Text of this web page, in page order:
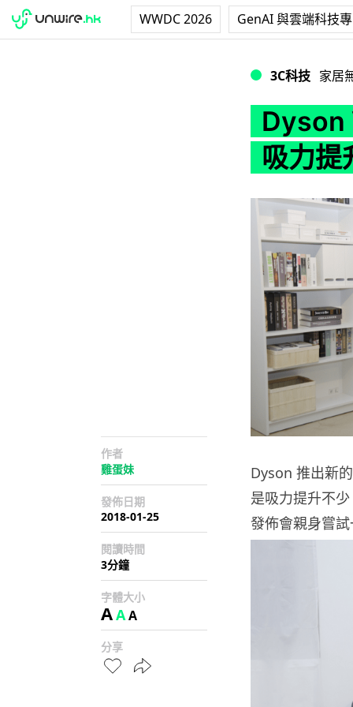
WWDC 2026 GenAI 與雲端科技
3C科技 家居
Dyson
吸力提
作者
雞蛋妹
發佈日期
2018-01-25
閱讀時間
3分鐘
字體大小
AAA
分享
Dyson 推出新
是吸力提升不
發佈會親身嘗